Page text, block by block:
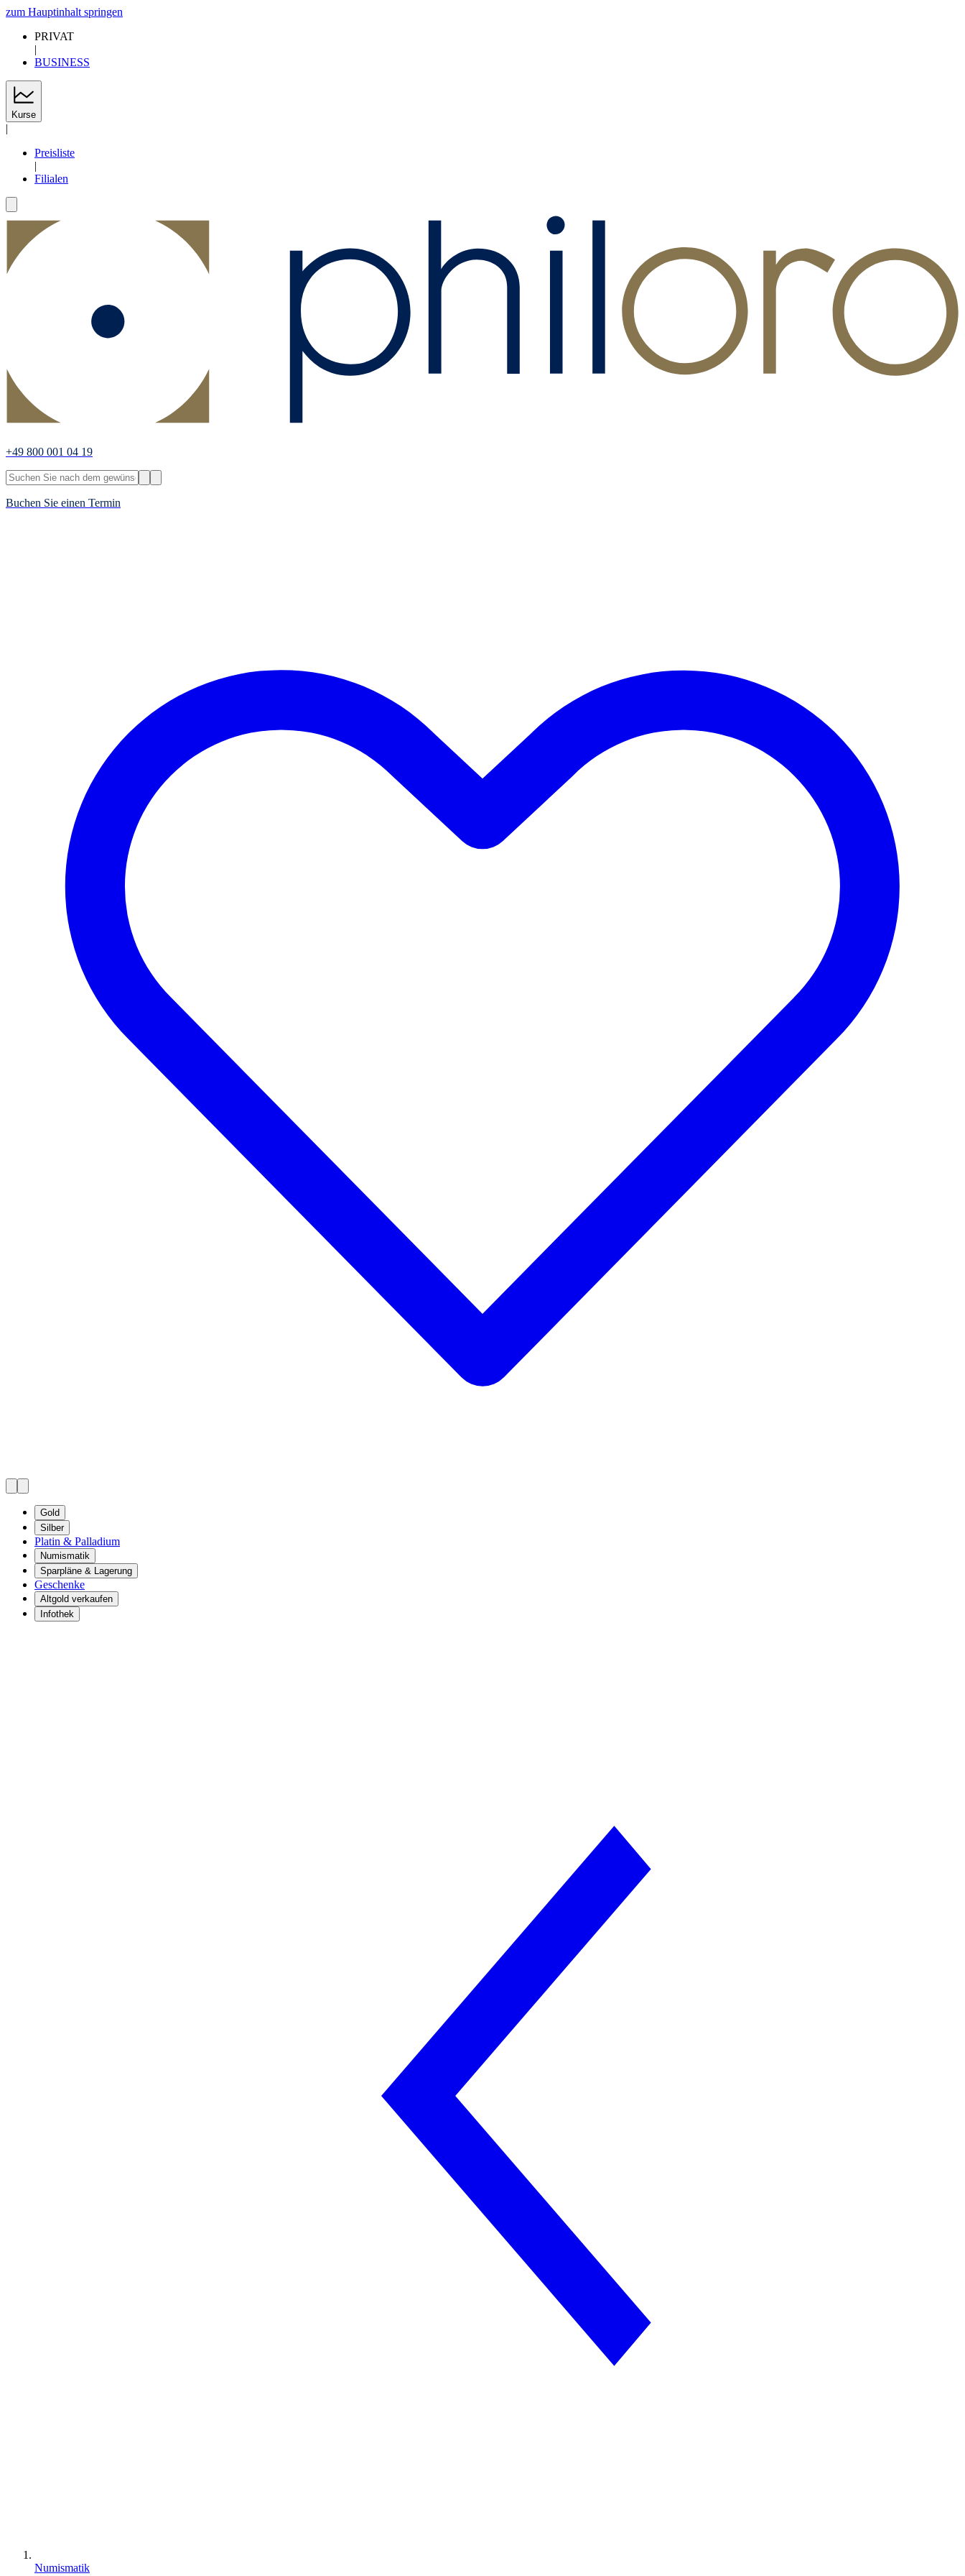
zum Hauptinhalt springen
PRIVAT
|
BUSINESS
Kurse
|
Preisliste
|
Filialen
+49 800 001 04 19
Buchen Sie einen Termin
Gold
Silber
Platin & Palladium
Numismatik
Sparpläne & Lagerung
Geschenke
Altgold verkaufen
Infothek
Numismatik